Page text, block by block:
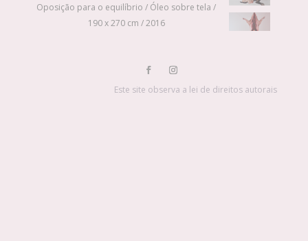
Oposição para o equilíbrio / Óleo sobre tela /
190 x 270 cm / 2016
Este site observa a lei de direitos autorais